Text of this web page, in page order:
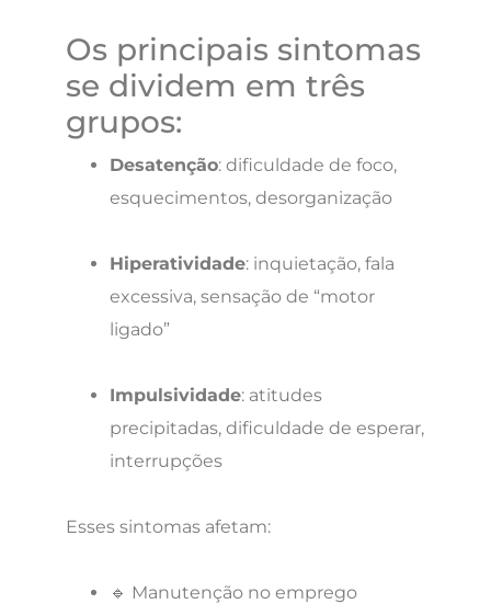
Os principais sintomas
se dividem em três
grupos:
Desatenção: dificuldade de foco,
esquecimentos, desorganização
Hiperatividade: inquietação, fala
excessiva, sensação de “motor
ligado”
Impulsividade: atitudes
precipitadas, dificuldade de esperar,
interrupções
Esses sintomas afetam:
🔹 Manutenção no emprego